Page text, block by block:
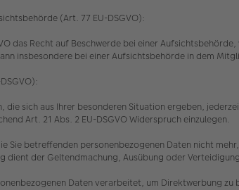
(Art. 77 EU-DSGVO):
das Recht auf Beschwerde bei einer
insbesondere bei einer Aufsichtsbehörde in dem
die sich aus Ihrer besonderen Situation ergeben,
Art. 21 Abs. 2 EU-DSGVO Widerspruch einzulegen.
Sie betreffenden personenbezogenen Daten nicht
dient der Geltendmachung, Ausübung oder
Daten verarbeitet, um Direktwerbung